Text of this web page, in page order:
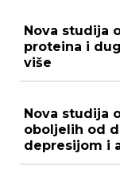
Nova studija
proteina i
više
Nova studija
oboljelih od
depresijom i